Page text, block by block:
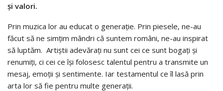
şi valori.
Prin muzica lor au educat o generaţie. Prin piesele, ne-au
făcut să ne simţim mândri că suntem români, ne-au inspirat
să luptăm. Artiştii adevăraţi nu sunt cei ce sunt bogaţi şi
renumiţi, ci cei ce îşi folosesc talentul pentru a transmite un
mesaj, emoţii şi sentimente. Iar testamentul ce îl lasă prin
arta lor să fie pentru multe generaţii.